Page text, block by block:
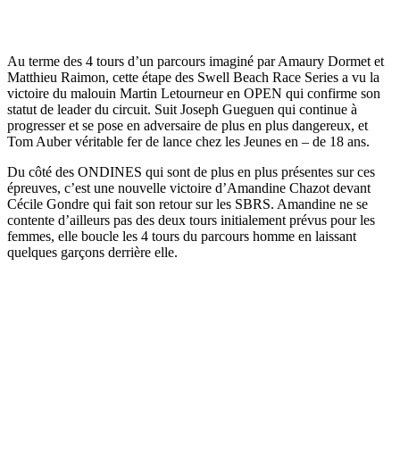
Au terme des 4 tours d’un parcours imaginé par Amaury Dormet et
Matthieu Raimon, cette étape des Swell Beach Race Series a vu la
victoire du malouin Martin Letourneur en OPEN qui confirme son
statut de leader du circuit. Suit Joseph Gueguen qui continue à
progresser et se pose en adversaire de plus en plus dangereux, et
Tom Auber véritable fer de lance chez les Jeunes en – de 18 ans.
Du côté des ONDINES qui sont de plus en plus présentes sur ces
épreuves, c’est une nouvelle victoire d’Amandine Chazot devant
Cécile Gondre qui fait son retour sur les SBRS. Amandine ne se
contente d’ailleurs pas des deux tours initialement prévus pour les
femmes, elle boucle les 4 tours du parcours homme en laissant
quelques garçons derrière elle.